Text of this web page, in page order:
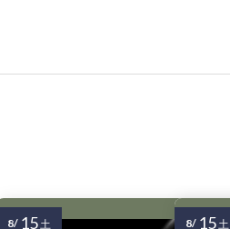
8/ 15土 8/ 15土